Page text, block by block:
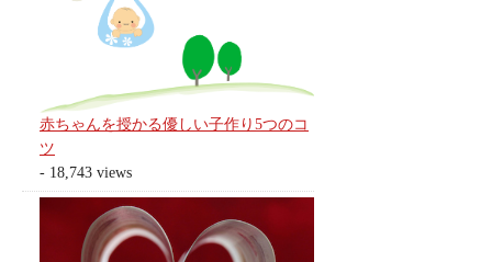
赤ちゃんを授かる優しい子作り5つのコ
ツ
- 18,743 views